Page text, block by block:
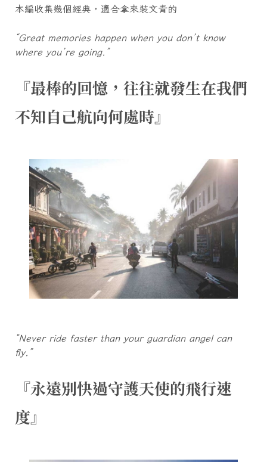
本編收集幾個經典，適合拿來裝文青的
“Great memories happen when you don’t know
where you’re going.”
『最棒的回憶，往往就發生在我們
不知自己航向何處時』
“Never ride faster than your guardian angel can
fly.”
『永遠別快過守護天使的飛行速
度』